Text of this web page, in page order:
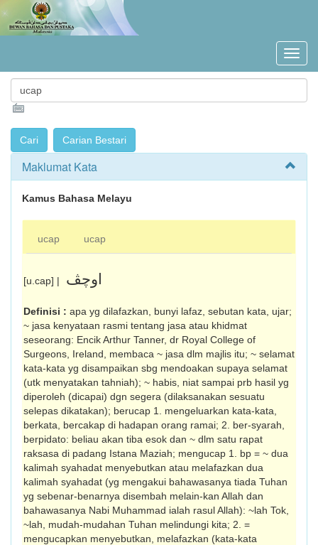
Maklumat Kata
Kamus Bahasa Melayu
ucap ucap
[u.cap] | اوچڤ
Definisi : apa yg dilafazkan, bunyi lafaz, sebutan kata, ujar;
~ jasa kenyataan rasmi tentang jasa atau khidmat
seseorang: Encik Arthur Tanner, dr Royal College of
Surgeons, Ireland, membaca ~ jasa dlm majlis itu; ~ selamat
kata-kata yg disampaikan sbg mendoakan supaya selamat
(utk menyatakan tahniah); ~ habis, niat sampai prb hasil yg
diperoleh (dicapai) dgn segera (dilaksanakan sesuatu
selepas dikatakan); berucap 1. mengeluarkan kata-kata,
berkata, bercakap di hadapan orang ramai; 2. ber-syarah,
berpidato: beliau akan tiba esok dan ~ dlm satu rapat
raksasa di padang Istana Maziah; mengucap 1. bp = ~ dua
kalimah syahadat menyebutkan atau melafazkan dua
kalimah syahadat (yg mengakui bahawasanya tiada Tuhan
yg sebenar-benarnya disembah melain-kan Allah dan
bahawasanya Nabi Muhammad ialah rasul Allah): ~lah Tok,
~lah, mudah-mudahan Tuhan melindungi kita; 2. =
mengucapkan menyebutkan, melafazkan (kata-kata